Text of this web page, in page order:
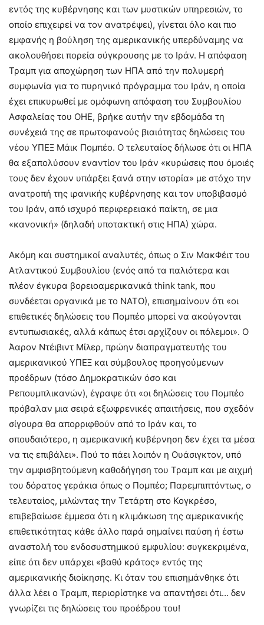
εντός της κυβέρνησης και των μυστικών υπηρεσιών, το
οποίο επιχειρεί να τον ανατρέψει), γίνεται όλο και πιο
εμφανής η βούληση της αμερικανικής υπερδύναμης να
ακολουθήσει πορεία σύγκρουσης με το Ιράν. Η απόφαση
Τραμπ για αποχώρηση των ΗΠΑ από την πολυμερή
συμφωνία για το πυρηνικό πρόγραμμα του Ιράν, η οποία
έχει επικυρωθεί με ομόφωνη απόφαση του Συμβουλίου
Ασφαλείας του ΟΗΕ, βρήκε αυτήν την εβδομάδα τη
συνέχειά της σε πρωτοφανούς βιαιότητας δηλώσεις του
νέου ΥΠΕΞ Μάικ Πομπέο. Ο τελευταίος δήλωσε ότι οι ΗΠΑ
θα εξαπολύσουν εναντίον του Ιράν «κυρώσεις που όμοιές
τους δεν έχουν υπάρξει ξανά στην ιστορία» με στόχο την
ανατροπή της ιρανικής κυβέρνησης και τον υποβιβασμό
του Ιράν, από ισχυρό περιφερειακό παίκτη, σε μια
«κανονική» (δηλαδή υποτακτική στις ΗΠΑ) χώρα.
Ακόμη και συστημικοί αναλυτές, όπως ο Σιν ΜακΦέιτ του
Ατλαντικού Συμβουλίου (ενός από τα παλιότερα και
πλέον έγκυρα βορειοαμερικανικά think tank, που
συνδέεται οργανικά με το ΝΑΤΟ), επισημαίνουν ότι «οι
επιθετικές δηλώσεις του Πομπέο μπορεί να ακούγονται
εντυπωσιακές, αλλά κάπως έτσι αρχίζουν οι πόλεμοι». Ο
Άαρον Ντέιβιντ Μίλερ, πρώην διαπραγματευτής του
αμερικανικού ΥΠΕΞ και σύμβουλος προηγούμενων
προέδρων (τόσο Δημοκρατικών όσο και
Ρεπουμπλικανών), έγραψε ότι «οι δηλώσεις του Πομπέο
πρόβαλαν μια σειρά εξωφρενικές απαιτήσεις, που σχεδόν
σίγουρα θα απορριφθούν από το Ιράν και, το
σπουδαιότερο, η αμερικανική κυβέρνηση δεν έχει τα μέσα
να τις επιβάλει». Πού το πάει λοιπόν η Ουάσιγκτον, υπό
την αμφισβητούμενη καθοδήγηση του Τραμπ και με αιχμή
του δόρατος γεράκια όπως ο Πομπέο; Παρεμπιπτόντως, ο
τελευταίος, μιλώντας την Τετάρτη στο Κογκρέσο,
επιβεβαίωσε έμμεσα ότι η κλιμάκωση της αμερικανικής
επιθετικότητας κάθε άλλο παρά σημαίνει παύση ή έστω
αναστολή του ενδοσυστημικού εμφυλίου: συγκεκριμένα,
είπε ότι δεν υπάρχει «βαθύ κράτος» εντός της
αμερικανικής διοίκησης. Κι όταν του επισημάνθηκε ότι
άλλα λέει ο Τραμπ, περιορίστηκε να απαντήσει ότι… δεν
γνωρίζει τις δηλώσεις του προέδρου του!